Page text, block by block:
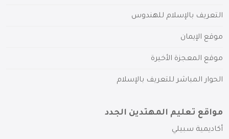
التعريف بالإسلام للهندوس
موقع الإيمان
موقع المعجزة الأخيرة
الحوار المباشر للتعريف بالإسلام
مواقع تعليم المهتدين الجدد
أكاديمية سبيلي